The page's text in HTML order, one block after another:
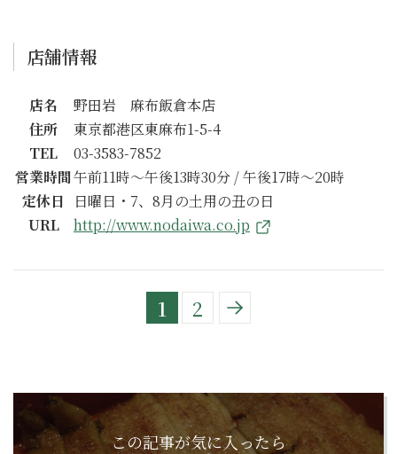
店舗情報
店名
野田岩 麻布飯倉本店
住所
東京都港区東麻布1-5-4
TEL
03-3583-7852
営業時間午前11時～午後13時30分 / 午後17時～20時
定休日
日曜日・7、8月の土用の丑の日
URL
http://www.nodaiwa.co.jp
1 2
この記事が気に入ったら